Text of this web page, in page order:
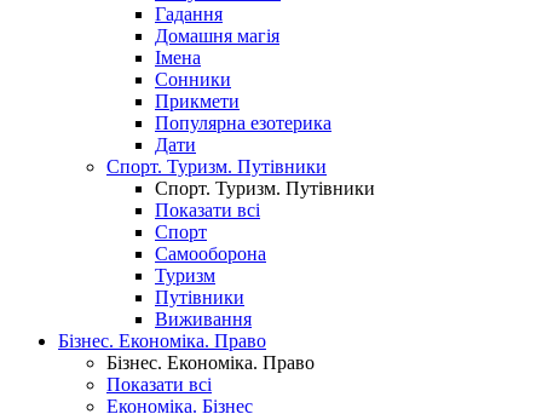
Гадання
Домашня магія
Імена
Сонники
Прикмети
Популярна езотерика
Дати
Спорт. Туризм. Путівники
Спорт. Туризм. Путівники
Показати всі
Спорт
Самооборона
Туризм
Путівники
Виживання
Бізнес. Економіка. Право
Бізнес. Економіка. Право
Показати всі
Економіка. Бізнес